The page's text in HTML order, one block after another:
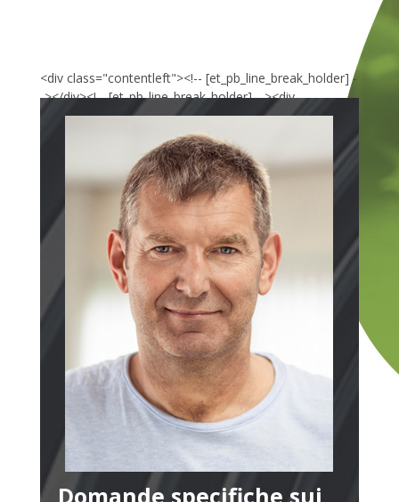
<div class="contentleft"><!-- [et_pb_line_break_holder] -
-></div><!-- [et_pb_line_break_holder] --><div
class="contentright"><!-- [et_pb_line_break_holder] -->
Domande specifiche sui